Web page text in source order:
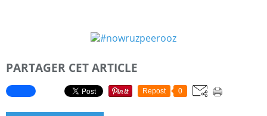
PARTAGER CET ARTICLE
Repost 0